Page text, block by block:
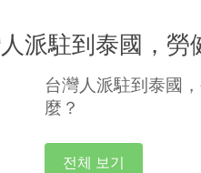
派駐到泰國，勞
台灣人派駐到泰國
麼？
전체 보기